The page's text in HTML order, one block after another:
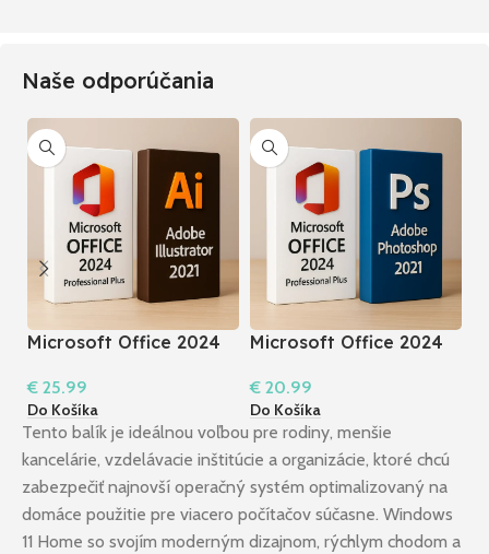
Naše odporúčania
Microsoft Office 2024
2021
€ 25.99
Do Košíka
Microsoft Office 2024
2021
€ 20.99
Do Košíka
Tento balík je ideálnou voľbou pre rodiny, menšie
kancelárie, vzdelávacie inštitúcie a organizácie, ktoré chcú
zabezpečiť najnovší operačný systém optimalizovaný na
domáce použitie pre viacero počítačov súčasne. Windows
11 Home so svojím moderným dizajnom, rýchlym chodom a